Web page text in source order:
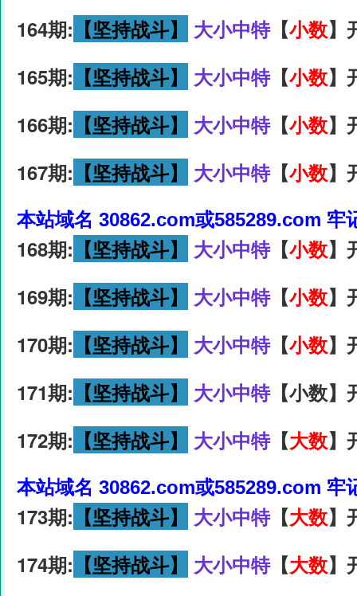
164期: 【坚持战斗】 大小中特【小数】
165期: 【坚持战斗】 大小中特【小数】
166期: 【坚持战斗】 大小中特【小数】
167期: 【坚持战斗】 大小中特【小数】
本站域名 30862.com或585289.com 牢
168期: 【坚持战斗】 大小中特【小数】
169期: 【坚持战斗】 大小中特【小数】
170期: 【坚持战斗】 大小中特【小数】
171期: 【坚持战斗】 大小中特【小数】
172期: 【坚持战斗】 大小中特【大数】
本站域名 30862.com或585289.com 牢
173期: 【坚持战斗】 大小中特【大数】
174期: 【坚持战斗】 大小中特【大数】